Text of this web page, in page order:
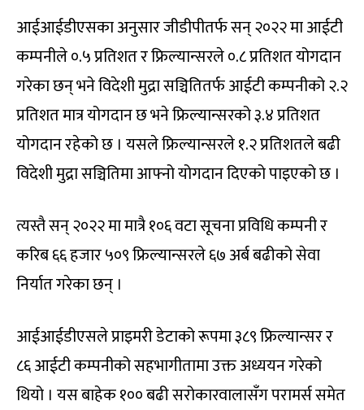
आईआईडीएसका अनुसार जीडीपीतर्फ सन् २०२२ मा आईटी
कम्पनीले ०.५ प्रतिशत र फ्रिल्यान्सरले ०.८ प्रतिशत योगदान
गरेका छन् भने विदेशी मुद्रा सञ्चितितर्फ आईटी कम्पनीको २.२
प्रतिशत मात्र योगदान छ भने फ्रिल्यान्सरको ३.४ प्रतिशत
योगदान रहेको छ । यसले फ्रिल्यान्सरले १.२ प्रतिशतले बढी
विदेशी मुद्रा सञ्चितिमा आफ्नो योगदान दिएको पाइएको छ ।
त्यस्तै सन् २०२२ मा मात्रै १०६ वटा सूचना प्रविधि कम्पनी र
करिब ६६ हजार ५०९ फ्रिल्यान्सरले ६७ अर्ब बढीको सेवा
निर्यात गरेका छन् ।
आईआईडीएसले प्राइमरी डेटाको रूपमा ३८९ फ्रिल्यान्सर र
८६ आईटी कम्पनीको सहभागीतामा उक्त अध्ययन गरेको
थियो । यस बाहेक १०० बढी सरोकारवालासँग परामर्स समेत